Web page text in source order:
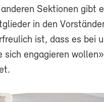
Sektionen gibt
in den
ist, dass es bei
sich engagieren